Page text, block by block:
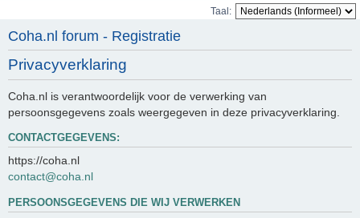
Taal:
Coha.nl forum - Registratie
Privacyverklaring
Coha.nl is verantwoordelijk voor de verwerking van
persoonsgegevens zoals weergegeven in deze privacyverklaring.
CONTACTGEGEVENS:
https://coha.nl
contact@coha.nl
PERSOONSGEGEVENS DIE WIJ VERWERKEN